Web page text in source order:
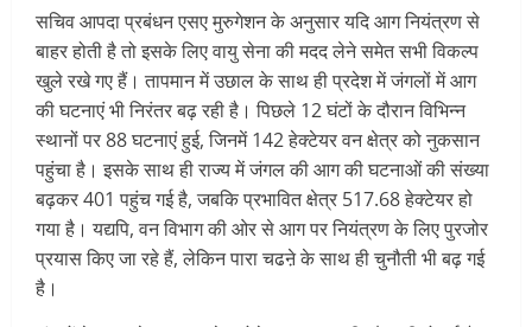
सचिव आपदा प्रबंधन एसए मुरुगेशन के अनुसार यदि आग नियंत्रण से
बाहर होती है तो इसके लिए वायु सेना की मदद लेने समेत सभी विकल्प
खुले रखे गए हैं। तापमान में उछाल के साथ ही प्रदेश में जंगलों में आग
की घटनाएं भी निरंतर बढ़ रही है। पिछले 12 घंटों के दौरान विभिन्न
स्थानों पर 88 घटनाएं हुई, जिनमें 142 हेक्टेयर वन क्षेत्र को नुकसान
पहुंचा है। इसके साथ ही राज्य में जंगल की आग की घटनाओं की संख्या
बढ़कर 401 पहुंच गई है, जबकि प्रभावित क्षेत्र 517.68 हेक्टेयर हो
गया है। यद्यपि, वन विभाग की ओर से आग पर नियंत्रण के लिए पुरजोर
प्रयास किए जा रहे हैं, लेकिन पारा चढऩे के साथ ही चुनौती भी बढ़ गई
है।